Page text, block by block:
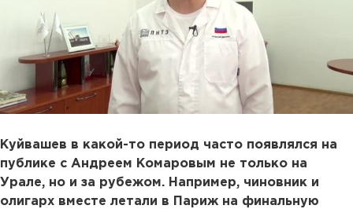
Куйвашев в какой-то период часто появлялся на
публике с Андреем Комаровым не только на
Урале, но и за рубежом. Например, чиновник и
олигарх вместе летали в Париж на финальную